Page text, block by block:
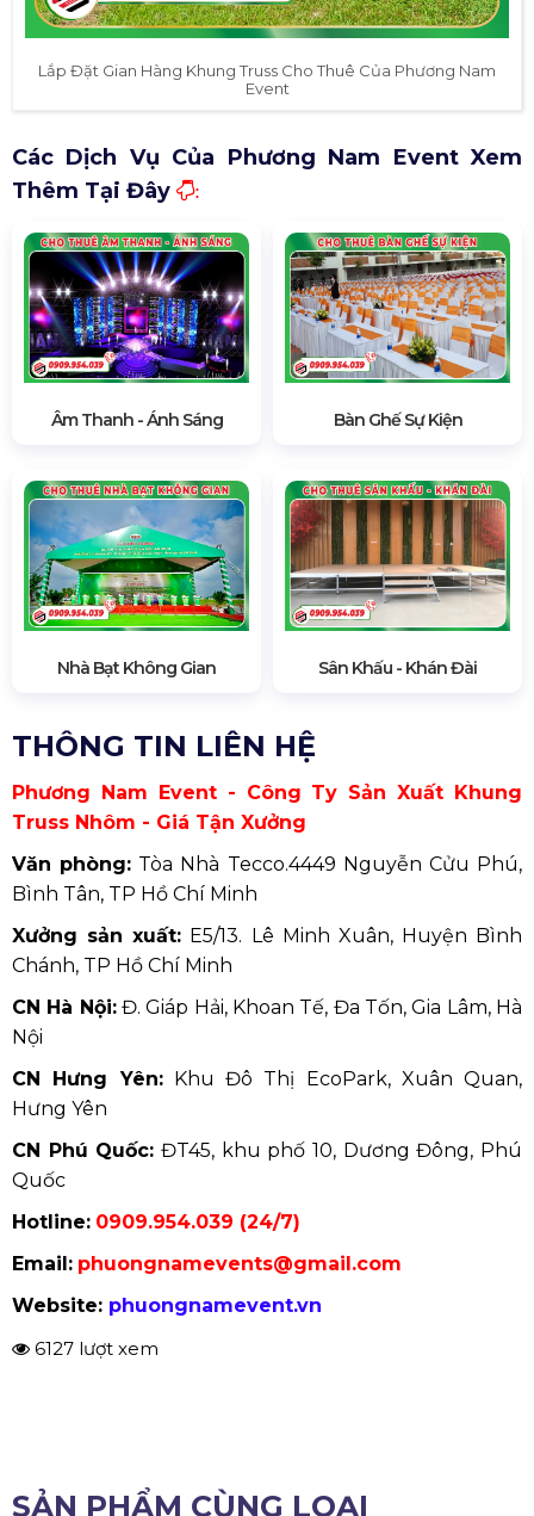
Lắp Đặt Gian Hàng Khung Truss Cho Thuê Của Phương Nam
Event
Các Dịch Vụ Của Phương Nam Event Xem
Thêm Tại Đây :
Âm Thanh - Ánh Sáng Bàn Ghế Sự Kiện
Nhà Bạt Không Gian Sân Khấu - Khán Đài
THÔNG TIN LIÊN HỆ
Phương Nam Event - Công Ty Sản Xuất Khung
Truss Nhôm - Giá Tận Xưởng
Văn phòng: Tòa Nhà Tecco.4449 Nguyễn Cửu Phú,
Bình Tân, TP Hồ Chí Minh
Xưởng sản xuất: E5/13. Lê Minh Xuân, Huyện Bình
Chánh, TP Hồ Chí Minh
CN Hà Nội:Đ. Giáp Hải, Khoan Tế, Đa Tốn, Gia Lâm, Hà
Nội
CN Hưng Yên:Khu Đô Thị EcoPark, Xuân Quan,
Hưng Yên
CN Phú Quốc: ĐT45, khu phố 10, Dương Đông, Phú
Quốc
Hotline: 0909.954.039 (24/7)
Email: phuongnamevents@gmail.com
Website: phuongnamevent.vn
6127 lượt xem
SẢN PHẨM CÙNG LOẠI